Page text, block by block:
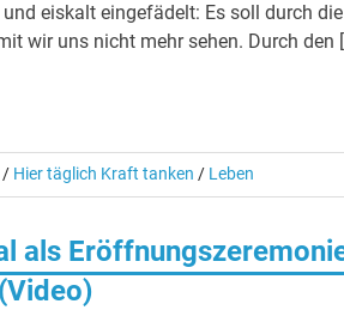
und eiskalt eingefädelt: Es soll durch
wir uns nicht mehr sehen. Durch den
/ Hier täglich Kraft tanken / Leben
als